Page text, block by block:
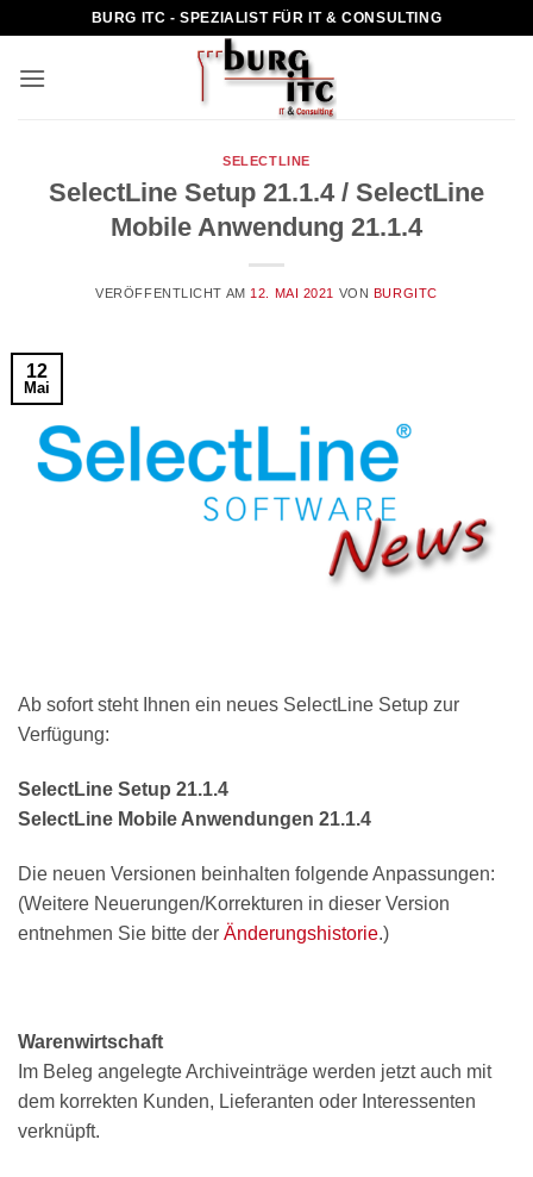
springen
BURG ITC - SPEZIALIST FÜR IT & CONSULTING
SELECTLINE
SelectLine Setup 21.1.4 / SelectLine
Mobile Anwendung 21.1.4
VERÖFFENTLICHT AM 12. MAI 2021 VON BURGITC
12
Mai
Ab sofort steht Ihnen ein neues SelectLine Setup zur
Verfügung:
SelectLine Setup 21.1.4
SelectLine Mobile Anwendungen 21.1.4
Die neuen Versionen beinhalten folgende Anpassungen:
(Weitere Neuerungen/Korrekturen in dieser Version
entnehmen Sie bitte der Änderungshistorie.)
Warenwirtschaft
Im Beleg angelegte Archiveinträge werden jetzt auch mit
dem korrekten Kunden, Lieferanten oder Interessenten
verknüpft.